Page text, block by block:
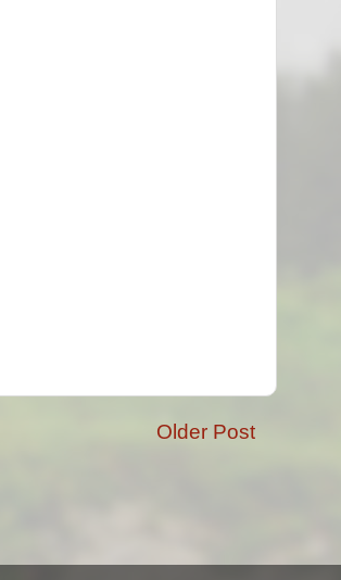
Older Post